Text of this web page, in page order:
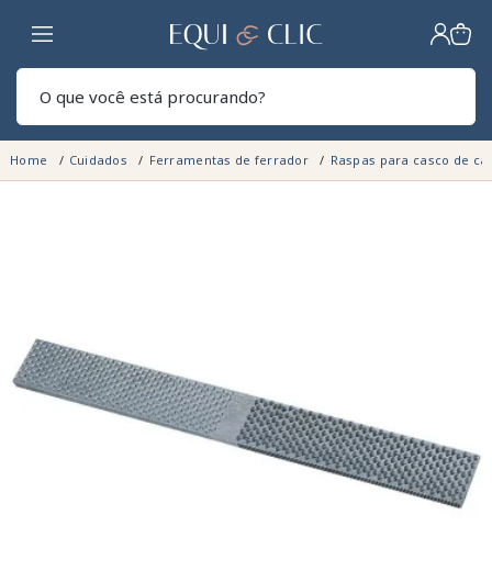
Lar
Home Cuidados Ferramentas de ferrador Raspas para casco de